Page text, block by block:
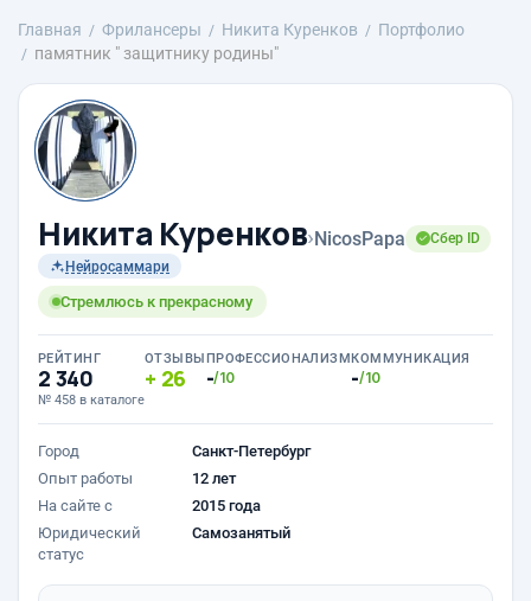
Главная Фрилансеры Никита Куренков
Портфолио
памятник " защитнику родины"
Никита Куренков›NicosPapa
Сбер ID
Нейросаммари
Стремлюсь к прекрасному
РЕЙТИНГ
2 340
№ 458 в каталоге
ОТЗЫВЫ
26
ПРОФЕССИОНАЛИЗМ
-/10
КОММУНИКАЦИЯ
-/10
Город
Санкт-Петербург
Опыт работы
12 лет
На сайте с
2015 года
Юридический
статус
Самозанятый